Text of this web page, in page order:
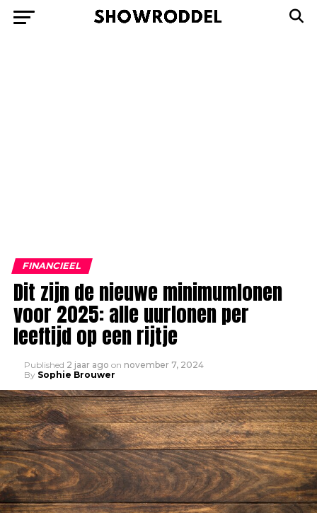
FINANCIEEL
Dit zijn de nieuwe minimumlonen
voor 2025: alle uurlonen per
leeftijd op een rijtje
Published 2 jaar ago on november 7, 2024
By Sophie Brouwer